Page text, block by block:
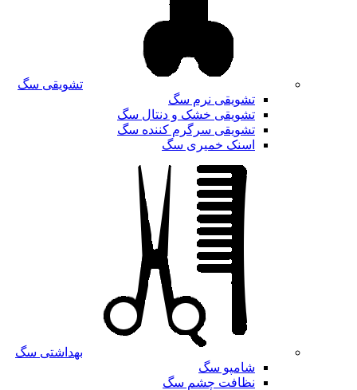
تشویقی سگ
تشویقی نرم سگ
تشویقی خشک و دنتال سگ
تشویقی سرگرم کننده سگ
اسنک خمیری سگ
بهداشتی سگ
شامپو سگ
نظافت چشم سگ